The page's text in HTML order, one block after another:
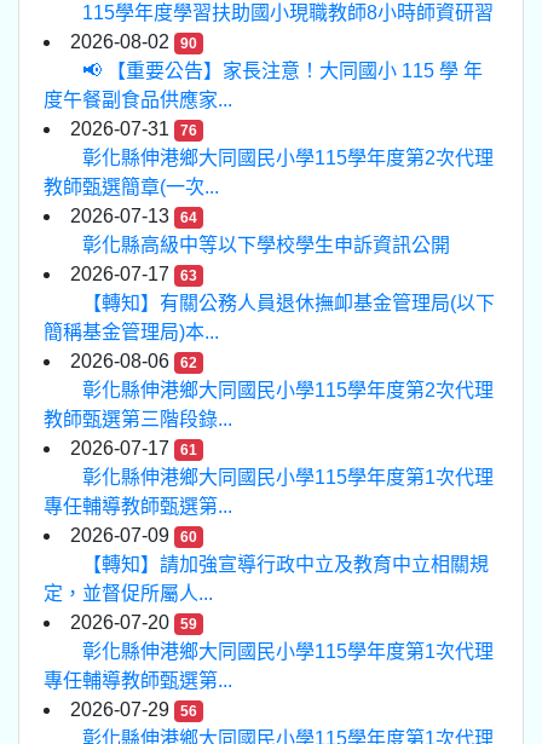
115學年度學習扶助國小現職教師8小時師資研習
2026-08-02
90
📢 【重要公告】家長注意！大同國小 115 學 年
度午餐副食品供應家...
2026-07-31
76
彰化縣伸港鄉大同國民小學115學年度第2次代理
教師甄選簡章(一次...
2026-07-13
64
彰化縣高級中等以下學校學生申訴資訊公開
2026-07-17
63
【轉知】有關公務人員退休撫卹基金管理局(以下
簡稱基金管理局)本...
2026-08-06
62
彰化縣伸港鄉大同國民小學115學年度第2次代理
教師甄選第三階段錄...
2026-07-17
61
彰化縣伸港鄉大同國民小學115學年度第1次代理
專任輔導教師甄選第...
2026-07-09
60
【轉知】請加強宣導行政中立及教育中立相關規
定，並督促所屬人...
2026-07-20
59
彰化縣伸港鄉大同國民小學115學年度第1次代理
專任輔導教師甄選第...
2026-07-29
56
彰化縣伸港鄉大同國民小學115學年度第1次代理